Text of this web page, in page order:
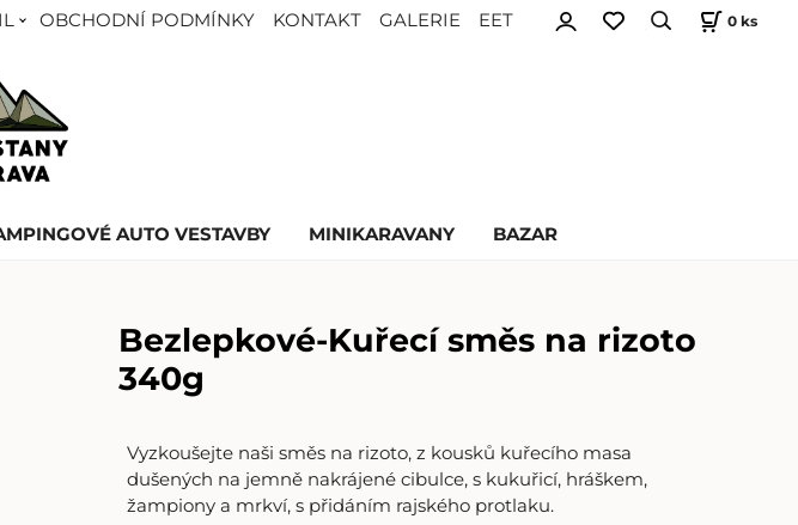
OBCHODNÍ PODMÍNKY KONTAKT GALERIE EET 0 ks
AUTO VESTAVBY MINIKARAVANY BAZAR
Bezlepkové-Kuřecí směs na rizoto
340g
Vyzkoušejte naši směs na rizoto, z kousků kuřecího masa
dušených na jemně nakrájené cibulce, s kukuřicí, hráškem,
žampiony a mrkví, s přidáním rajského protlaku.